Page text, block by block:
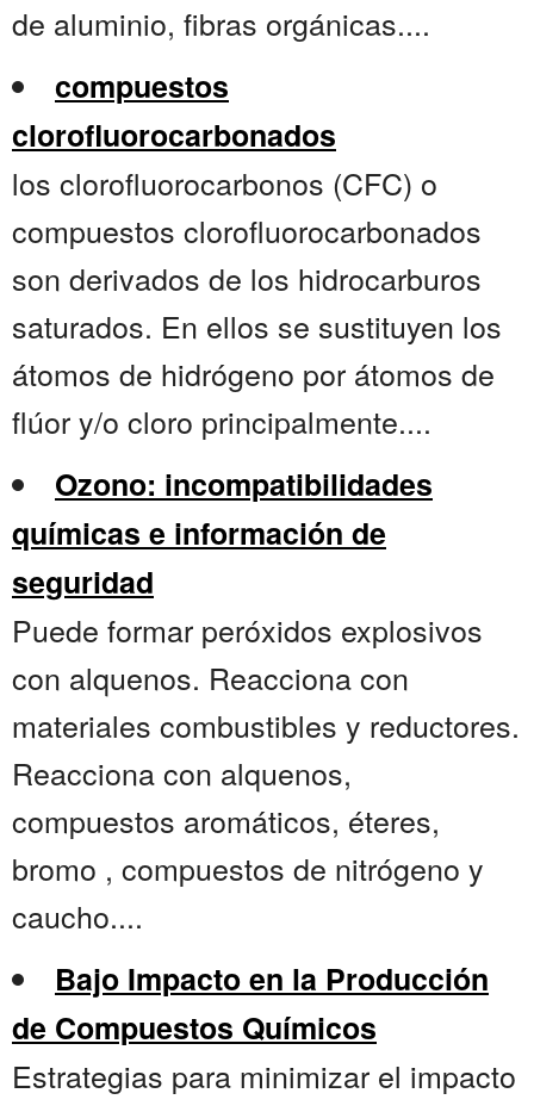
de aluminio, fibras orgánicas....
compuestos
clorofluorocarbonados
los clorofluorocarbonos (CFC) o
compuestos clorofluorocarbonados
son derivados de los hidrocarburos
saturados. En ellos se sustituyen los
átomos de hidrógeno por átomos de
flúor y/o cloro principalmente....
Ozono: incompatibilidades
químicas e información de
seguridad
Puede formar peróxidos explosivos
con alquenos. Reacciona con
materiales combustibles y reductores.
Reacciona con alquenos,
compuestos aromáticos, éteres,
bromo , compuestos de nitrógeno y
caucho....
Bajo Impacto en la Producción
de Compuestos Químicos
Estrategias para minimizar el impacto